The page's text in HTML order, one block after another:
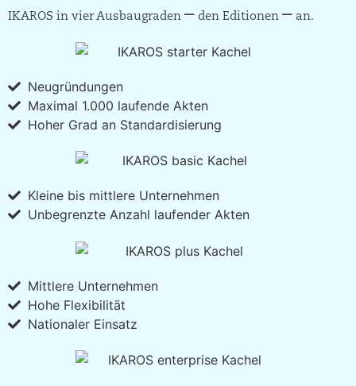
IKAROS in vier Ausbaugraden – den Editionen – an.
Neugründungen
Maximal 1.000 laufende Akten
Hoher Grad an Standardisierung
Kleine bis mittlere Unternehmen
Unbegrenzte Anzahl laufender Akten
Mittlere Unternehmen
Hohe Flexibilität
Nationaler Einsatz